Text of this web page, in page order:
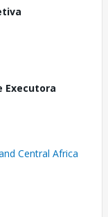
Executora
Central Africa